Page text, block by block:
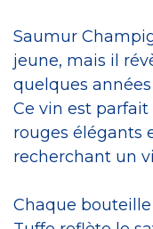
Saumur
jeune, mais il
quelques
Ce vin est
rouges élégants
recherchant un
Chaque